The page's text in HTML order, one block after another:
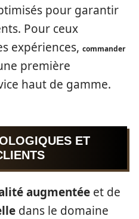
pour garantir
Pour ceux
expériences, commander
première
haut de gamme.
ET
augmentée et de
dans le domaine